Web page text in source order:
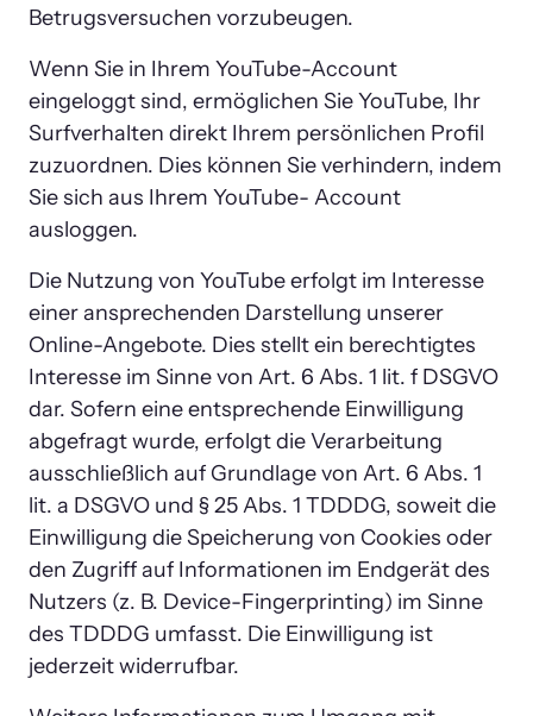
Betrugsversuchen vorzubeugen.
Wenn Sie in Ihrem YouTube-Account
eingeloggt sind, ermöglichen Sie YouTube, Ihr
Surfverhalten direkt Ihrem persönlichen Profil
zuzuordnen. Dies können Sie verhindern, indem
Sie sich aus Ihrem YouTube- Account
ausloggen.
Die Nutzung von YouTube erfolgt im Interesse
einer ansprechenden Darstellung unserer
Online-Angebote. Dies stellt ein berechtigtes
Interesse im Sinne von Art. 6 Abs. 1 lit. f DSGVO
dar. Sofern eine entsprechende Einwilligung
abgefragt wurde, erfolgt die Verarbeitung
ausschließlich auf Grundlage von Art. 6 Abs. 1
lit. a DSGVO und § 25 Abs. 1 TDDDG, soweit die
Einwilligung die Speicherung von Cookies oder
den Zugriff auf Informationen im Endgerät des
Nutzers (z. B. Device-Fingerprinting) im Sinne
des TDDDG umfasst. Die Einwilligung ist
jederzeit widerrufbar.